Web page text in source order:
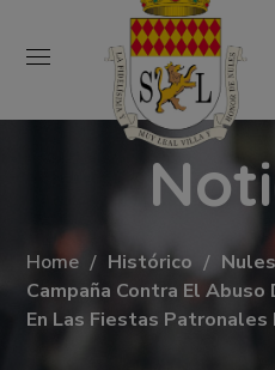
Home Histórico
Campaña Contra El
En Las Fiestas Patronales